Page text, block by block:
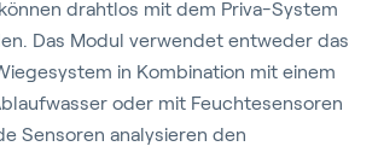
drahtlos mit dem Priva-System
Das Modul verwendet entweder das
in Kombination mit einem
oder mit Feuchtesensoren
Sensoren analysieren den